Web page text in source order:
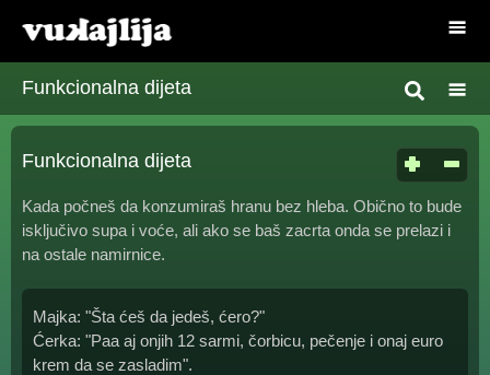
Funkcionalna dijeta
Funkcionalna dijeta
Kada počneš da konzumiraš hranu bez hleba. Obično to bude
isključivo supa i voće, ali ako se baš zacrta onda se prelazi i
na ostale namirnice.
Majka: "Šta ćeš da jedeš, ćero?"
Ćerka: "Paa aj onjih 12 sarmi, čorbicu, pečenje i onaj euro
krem da se zasladim".